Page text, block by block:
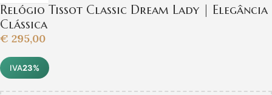
Relógio Tissot Classic Dream Lady | Elegância
Clássica
€ 295,00
IVA23%